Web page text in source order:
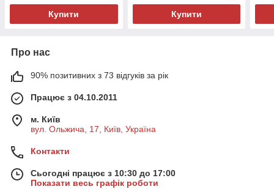
Купити Купити
Про нас
90% позитивних з 73 відгуків за рік
Працює з 04.10.2011
м. Київ
вул. Ольжича, 17, Київ, Україна
Контакти
Сьогодні працює з 10:30 до 17:00
Показати весь графік роботи